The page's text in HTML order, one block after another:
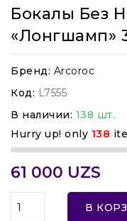
Бокалы Без
«Лонгшамп»
Бренд: Arcoroc
Код: L7555
В наличии: 138 шт.
Hurry up! only 138
61 000 UZS
В